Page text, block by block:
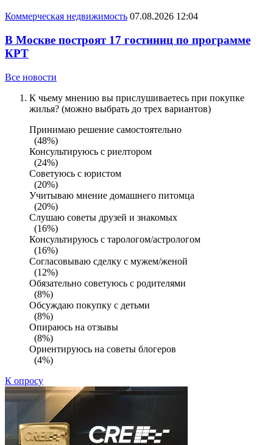
Коммерческая недвижимость 07.08.2026 12:04
В Москве построят 17 гостиниц по программе
КРТ
Все новости
К чьему мнению вы прислушиваетесь при покупке
жилья? (можно выбрать до трех вариантов)
Принимаю решение самостоятельно
(48%)
Консультируюсь с риелтором
(24%)
Советуюсь с юристом
(20%)
Учитываю мнение домашнего питомца
(20%)
Слушаю советы друзей и знакомых
(16%)
Консультируюсь с тарологом/астрологом
(16%)
Согласовываю сделку с мужем/женой
(12%)
Обязательно советуюсь с родителями
(8%)
Обсуждаю покупку с детьми
(8%)
Опираюсь на отзывы
(8%)
Ориентируюсь на советы блогеров
(4%)
К опросу